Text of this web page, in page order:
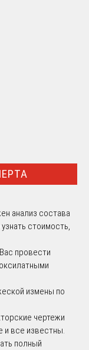
анализ состава
стоимость,
провести
измены по
чертежи
и все известны.
полный